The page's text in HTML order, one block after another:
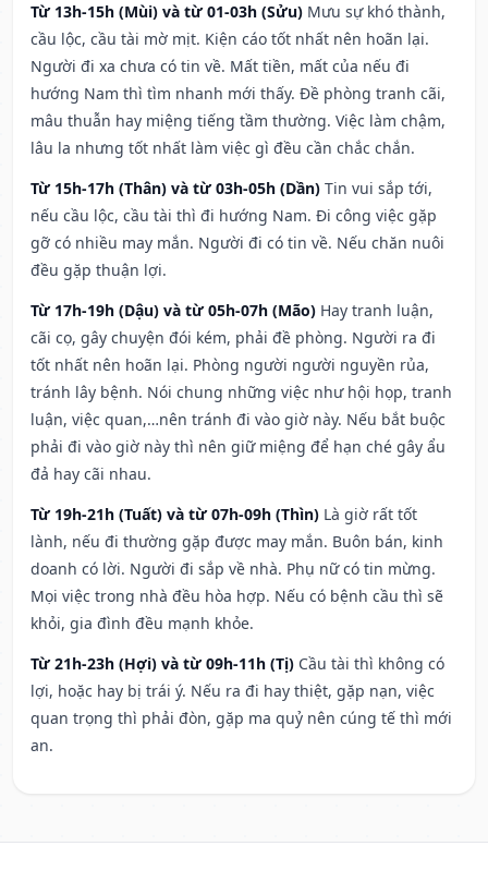
Từ 13h-15h (Mùi) và từ 01-03h (Sửu) Mưu sự khó thành,
cầu lộc, cầu tài mờ mịt. Kiện cáo tốt nhất nên hoãn lại.
Người đi xa chưa có tin về. Mất tiền, mất của nếu đi
hướng Nam thì tìm nhanh mới thấy. Đề phòng tranh cãi,
mâu thuẫn hay miệng tiếng tầm thường. Việc làm chậm,
lâu la nhưng tốt nhất làm việc gì đều cần chắc chắn.
Từ 15h-17h (Thân) và từ 03h-05h (Dần) Tin vui sắp tới,
nếu cầu lộc, cầu tài thì đi hướng Nam. Đi công việc gặp
gỡ có nhiều may mắn. Người đi có tin về. Nếu chăn nuôi
đều gặp thuận lợi.
Từ 17h-19h (Dậu) và từ 05h-07h (Mão) Hay tranh luận,
cãi cọ, gây chuyện đói kém, phải đề phòng. Người ra đi
tốt nhất nên hoãn lại. Phòng người người nguyền rủa,
tránh lây bệnh. Nói chung những việc như hội họp, tranh
luận, việc quan,…nên tránh đi vào giờ này. Nếu bắt buộc
phải đi vào giờ này thì nên giữ miệng để hạn ché gây ẩu
đả hay cãi nhau.
Từ 19h-21h (Tuất) và từ 07h-09h (Thìn) Là giờ rất tốt
lành, nếu đi thường gặp được may mắn. Buôn bán, kinh
doanh có lời. Người đi sắp về nhà. Phụ nữ có tin mừng.
Mọi việc trong nhà đều hòa hợp. Nếu có bệnh cầu thì sẽ
khỏi, gia đình đều mạnh khỏe.
Từ 21h-23h (Hợi) và từ 09h-11h (Tị) Cầu tài thì không có
lợi, hoặc hay bị trái ý. Nếu ra đi hay thiệt, gặp nạn, việc
quan trọng thì phải đòn, gặp ma quỷ nên cúng tế thì mới
an.